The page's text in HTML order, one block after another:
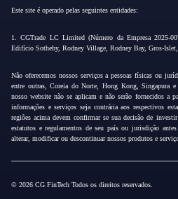
Este site é operado pelas seguintes entidades:
1. CGTrade LC Limited (Número da Empresa 2025-
Edifício Sotheby, Rodney Village, Rodney Bay, Gros-Islet,
Não oferecemos nossos serviços a pessoas físicas ou
entre outras, Coreia do Norte, Hong Kong, Singapura
nosso website não se aplicam e não serão fornecidos a
informações e serviços seja contrária aos respectivos
regiões acima devem confirmar se sua decisão de
estatutos e regulamentos de seu país ou jurisdição
alterar, modificar ou descontinuar nossos produtos e
© 2026 CG FinTech Todos os direitos reservados.